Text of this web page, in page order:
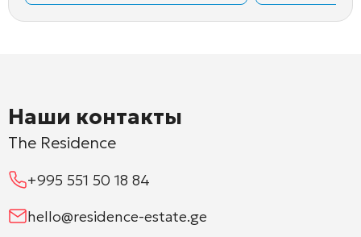
Наши контакты
The Residence
+995 551 50 18 84
hello@residence-estate.ge